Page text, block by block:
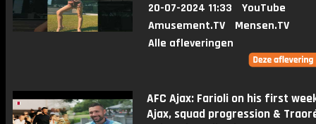
20-07-2024 11:33
YouTube
Amusement.TV
Mensen.TV
Alle afleveringen
AFC Ajax: Farioli on his first
Ajax, squad progression &